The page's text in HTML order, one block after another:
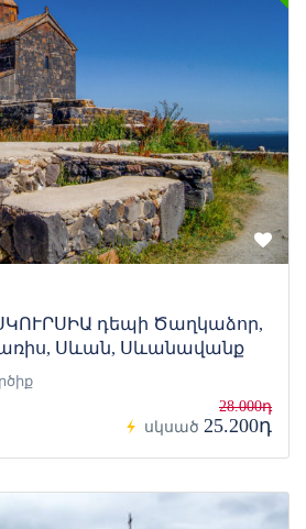
դեպի Ծաղկաձոր,
Սևան, Սևանավանք
սկսած
28.000դ
25.200դ